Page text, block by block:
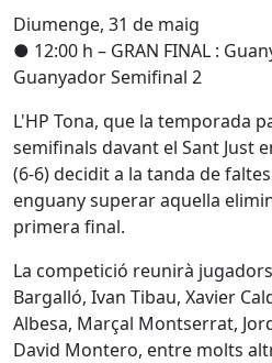
Diumenge, 31 de maig
● 12:00 h – GRAN FINAL :
Guanyador Semifinal 2
L'HP Tona, que la temporada
semifinals davant el Sant Just
(6-6) decidit a la tanda de
enguany superar aquella
primera final.
La competició reunirà
Bargalló, Ivan Tibau, Xavier
Albesa, Marçal Montserrat,
David Montero, entre molts